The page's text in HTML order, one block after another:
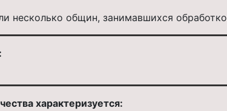
несколько общин, занимавшихся
характеризуется: